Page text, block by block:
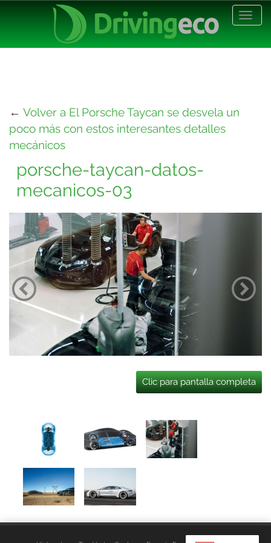
← Volver a El Porsche Taycan se desvela un
poco más con estos interesantes detalles
mecánicos
porsche-taycan-datos-
mecanicos-03
Clic para pantalla completa